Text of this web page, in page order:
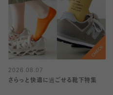
2026.08.07
さらっと快適に過ごせる靴下特集